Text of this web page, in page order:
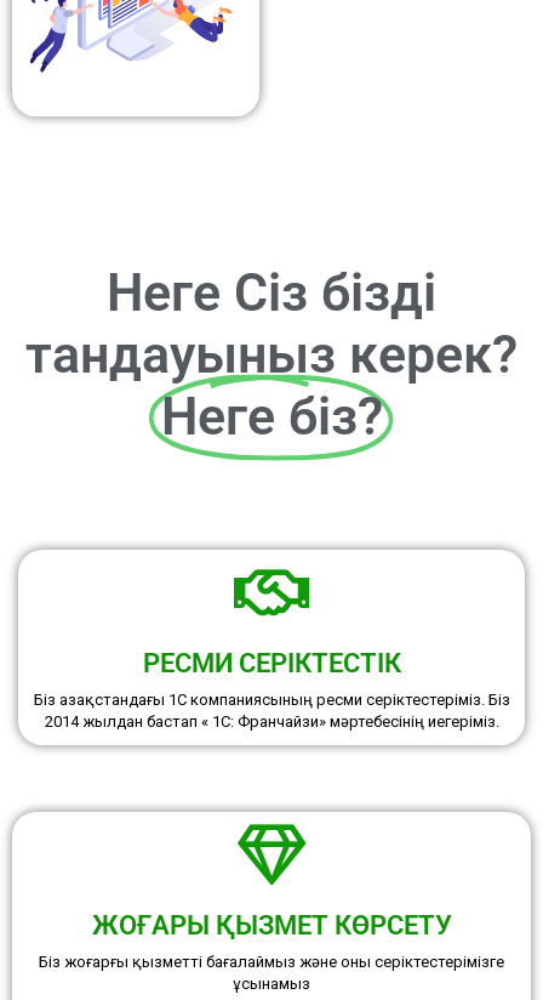
Неге Сіз бізді
тандауыныз керек?
Неге біз?
РЕСМИ СЕРІКТЕСТІК
Біз Қазақстандағы 1С компаниясының ресми серіктестеріміз. Біз
2014 жылдан бастап « 1С: Франчайзи» мәртебесінің иегеріміз.
ЖОҒАРЫ ҚЫЗМЕТ КӨРСЕТУ
Біз жоғарғы қызметті бағалаймыз және оны серіктестерімізге
ұсынамыз